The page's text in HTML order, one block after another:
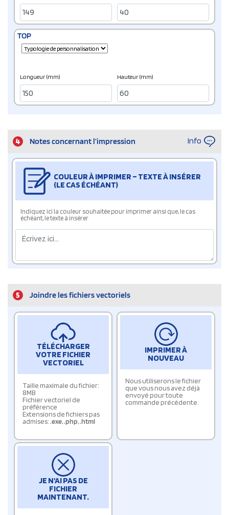
TOP
Longueur (mm) Hauteur (mm)
4 Notes concernant l’impression Info
COULEUR À IMPRIMER – TEXTE À INSÉRER
(LE CAS ÉCHÉANT)
Indiquez ici la couleur souhaitée pour imprimer ainsi que, le cas
échéant, le texte à insérer
5 Joindre les fichiers vectoriels
TÉLÉCHARGER
VOTRE FICHIER
VECTORIEL
Taille maximale du fichier:
8MB
Fichier vectoriel de
préférence
Extensions de fichiers pas
admises:.exe,.php,.html
IMPRIMER À
NOUVEAU
Nous utiliserons le fichier
que vous nous avez déjà
envoyé pour toute
commande précédente.
JE N'AI PAS DE
FICHIER
MAINTENANT.